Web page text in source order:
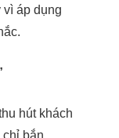
vì áp dụng
hút khách
chỉ bắn